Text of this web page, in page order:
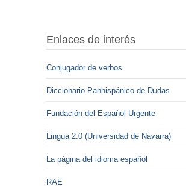
Enlaces de interés
Conjugador de verbos
Diccionario Panhispánico de Dudas
Fundación del Español Urgente
Lingua 2.0 (Universidad de Navarra)
La página del idioma español
RAE